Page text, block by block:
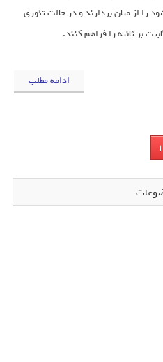
از میان بردارند و در حالت تئوری
ادامه مطلب
1